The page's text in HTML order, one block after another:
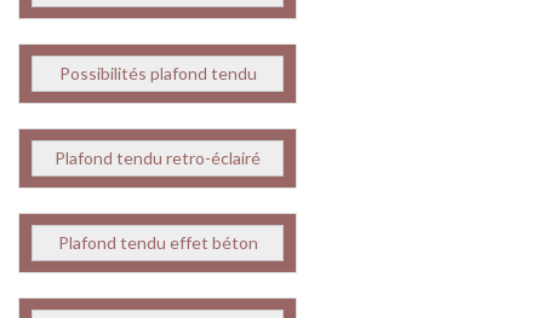
Possibilités plafond tendu
Plafond tendu retro-éclairé
Plafond tendu effet béton